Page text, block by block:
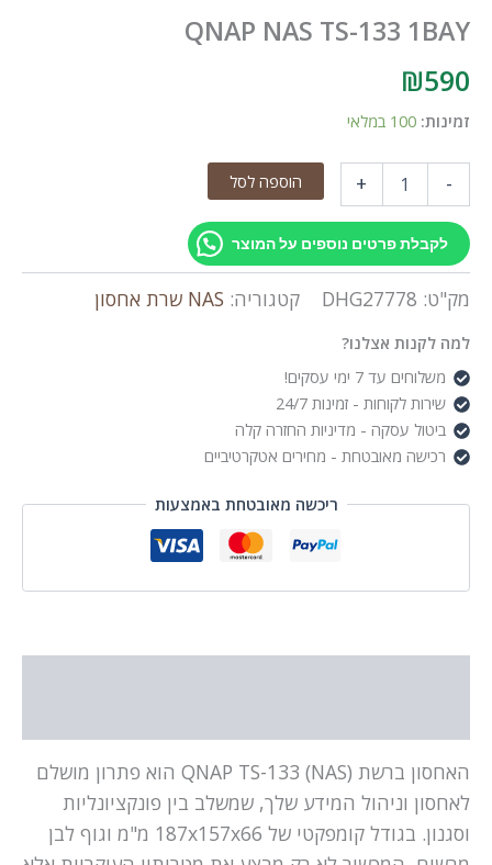
QNAP NAS TS-133 1BAY
₪590
זמינות: 100 במלאי
-
NAS
TS-
1BAY
+ הוספה לסל
לקבלת פרטים נוספים על המוצר
מק"ט: DHG27778 קטגוריה: NAS שרת אחסון
למה לקנות אצלנו?
משלוחים עד 7 ימי עסקים!
שירות לקוחות - זמינות 24/7
ביטול עסקה - מדיניות החזרה קלה
רכישה מאובטחת - מחירים אטקרטיביים
ריכשה מאובטחת באמצעות
האחסון ברשת (NAS) QNAP TS-133 הוא פתרון מושלם
לאחסון וניהול המידע שלך, שמשלב בין פונקציונליות
וסגנון. בגודל קומפקטי של 187x157x66 מ"מ וגוף לבן